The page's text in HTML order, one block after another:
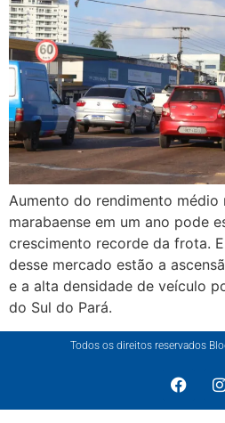
Aumento do rendimento
marabaense em um ano pode
crescimento recorde da frota.
desse mercado estão a
e a alta densidade de veículo
do Sul do Pará.
Todos os direitos reservados